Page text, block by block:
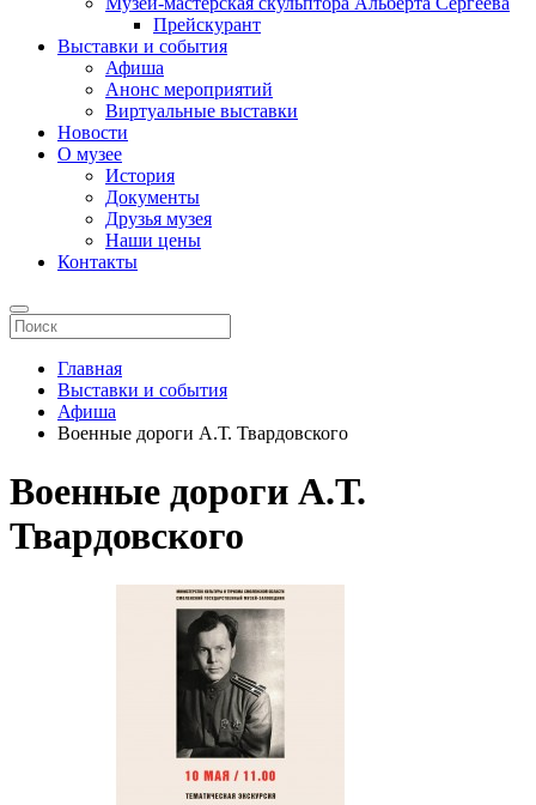
Прейскурант
Выставки и события
Афиша
Анонс мероприятий
Виртуальные выставки
Новости
О музее
История
Документы
Друзья музея
Наши цены
Контакты
Главная
Выставки и события
Афиша
Военные дороги А.Т. Твардовского
Военные дороги А.Т.
Твардовского